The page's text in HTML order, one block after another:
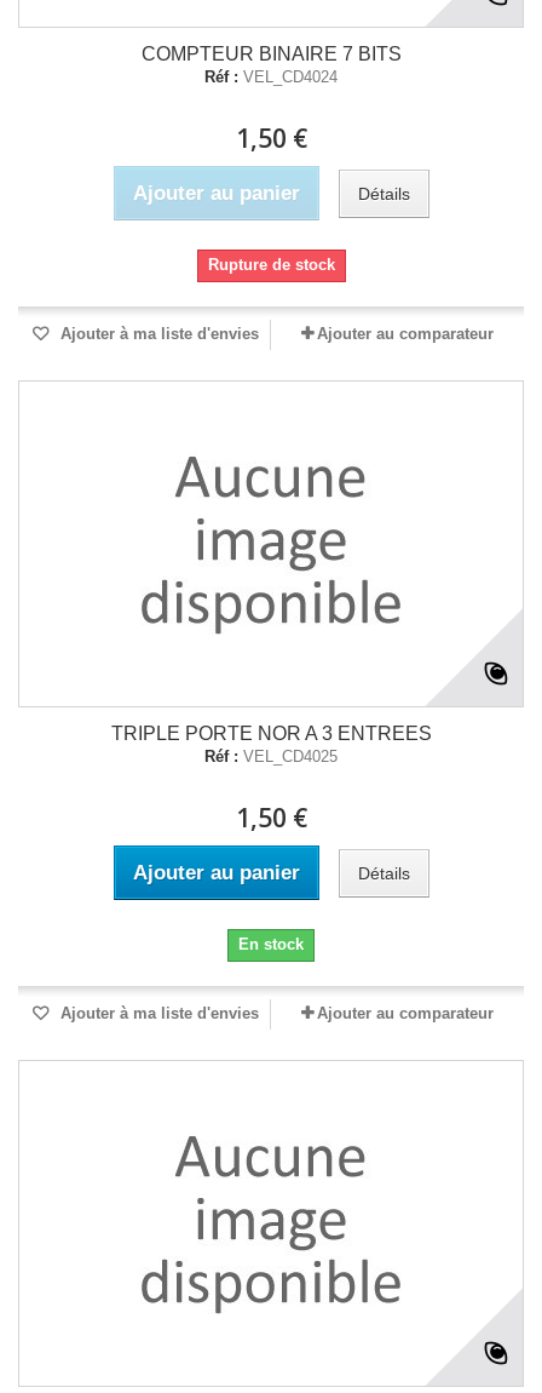
COMPTEUR BINAIRE 7 BITS
Réf : VEL_CD4024
1,50 €
Ajouter au panier Détails
Rupture de stock
Ajouter à ma liste d'envies Ajouter au comparateur
TRIPLE PORTE NOR A 3 ENTREES
Réf : VEL_CD4025
1,50 €
Ajouter au panier Détails
En stock
Ajouter à ma liste d'envies Ajouter au comparateur